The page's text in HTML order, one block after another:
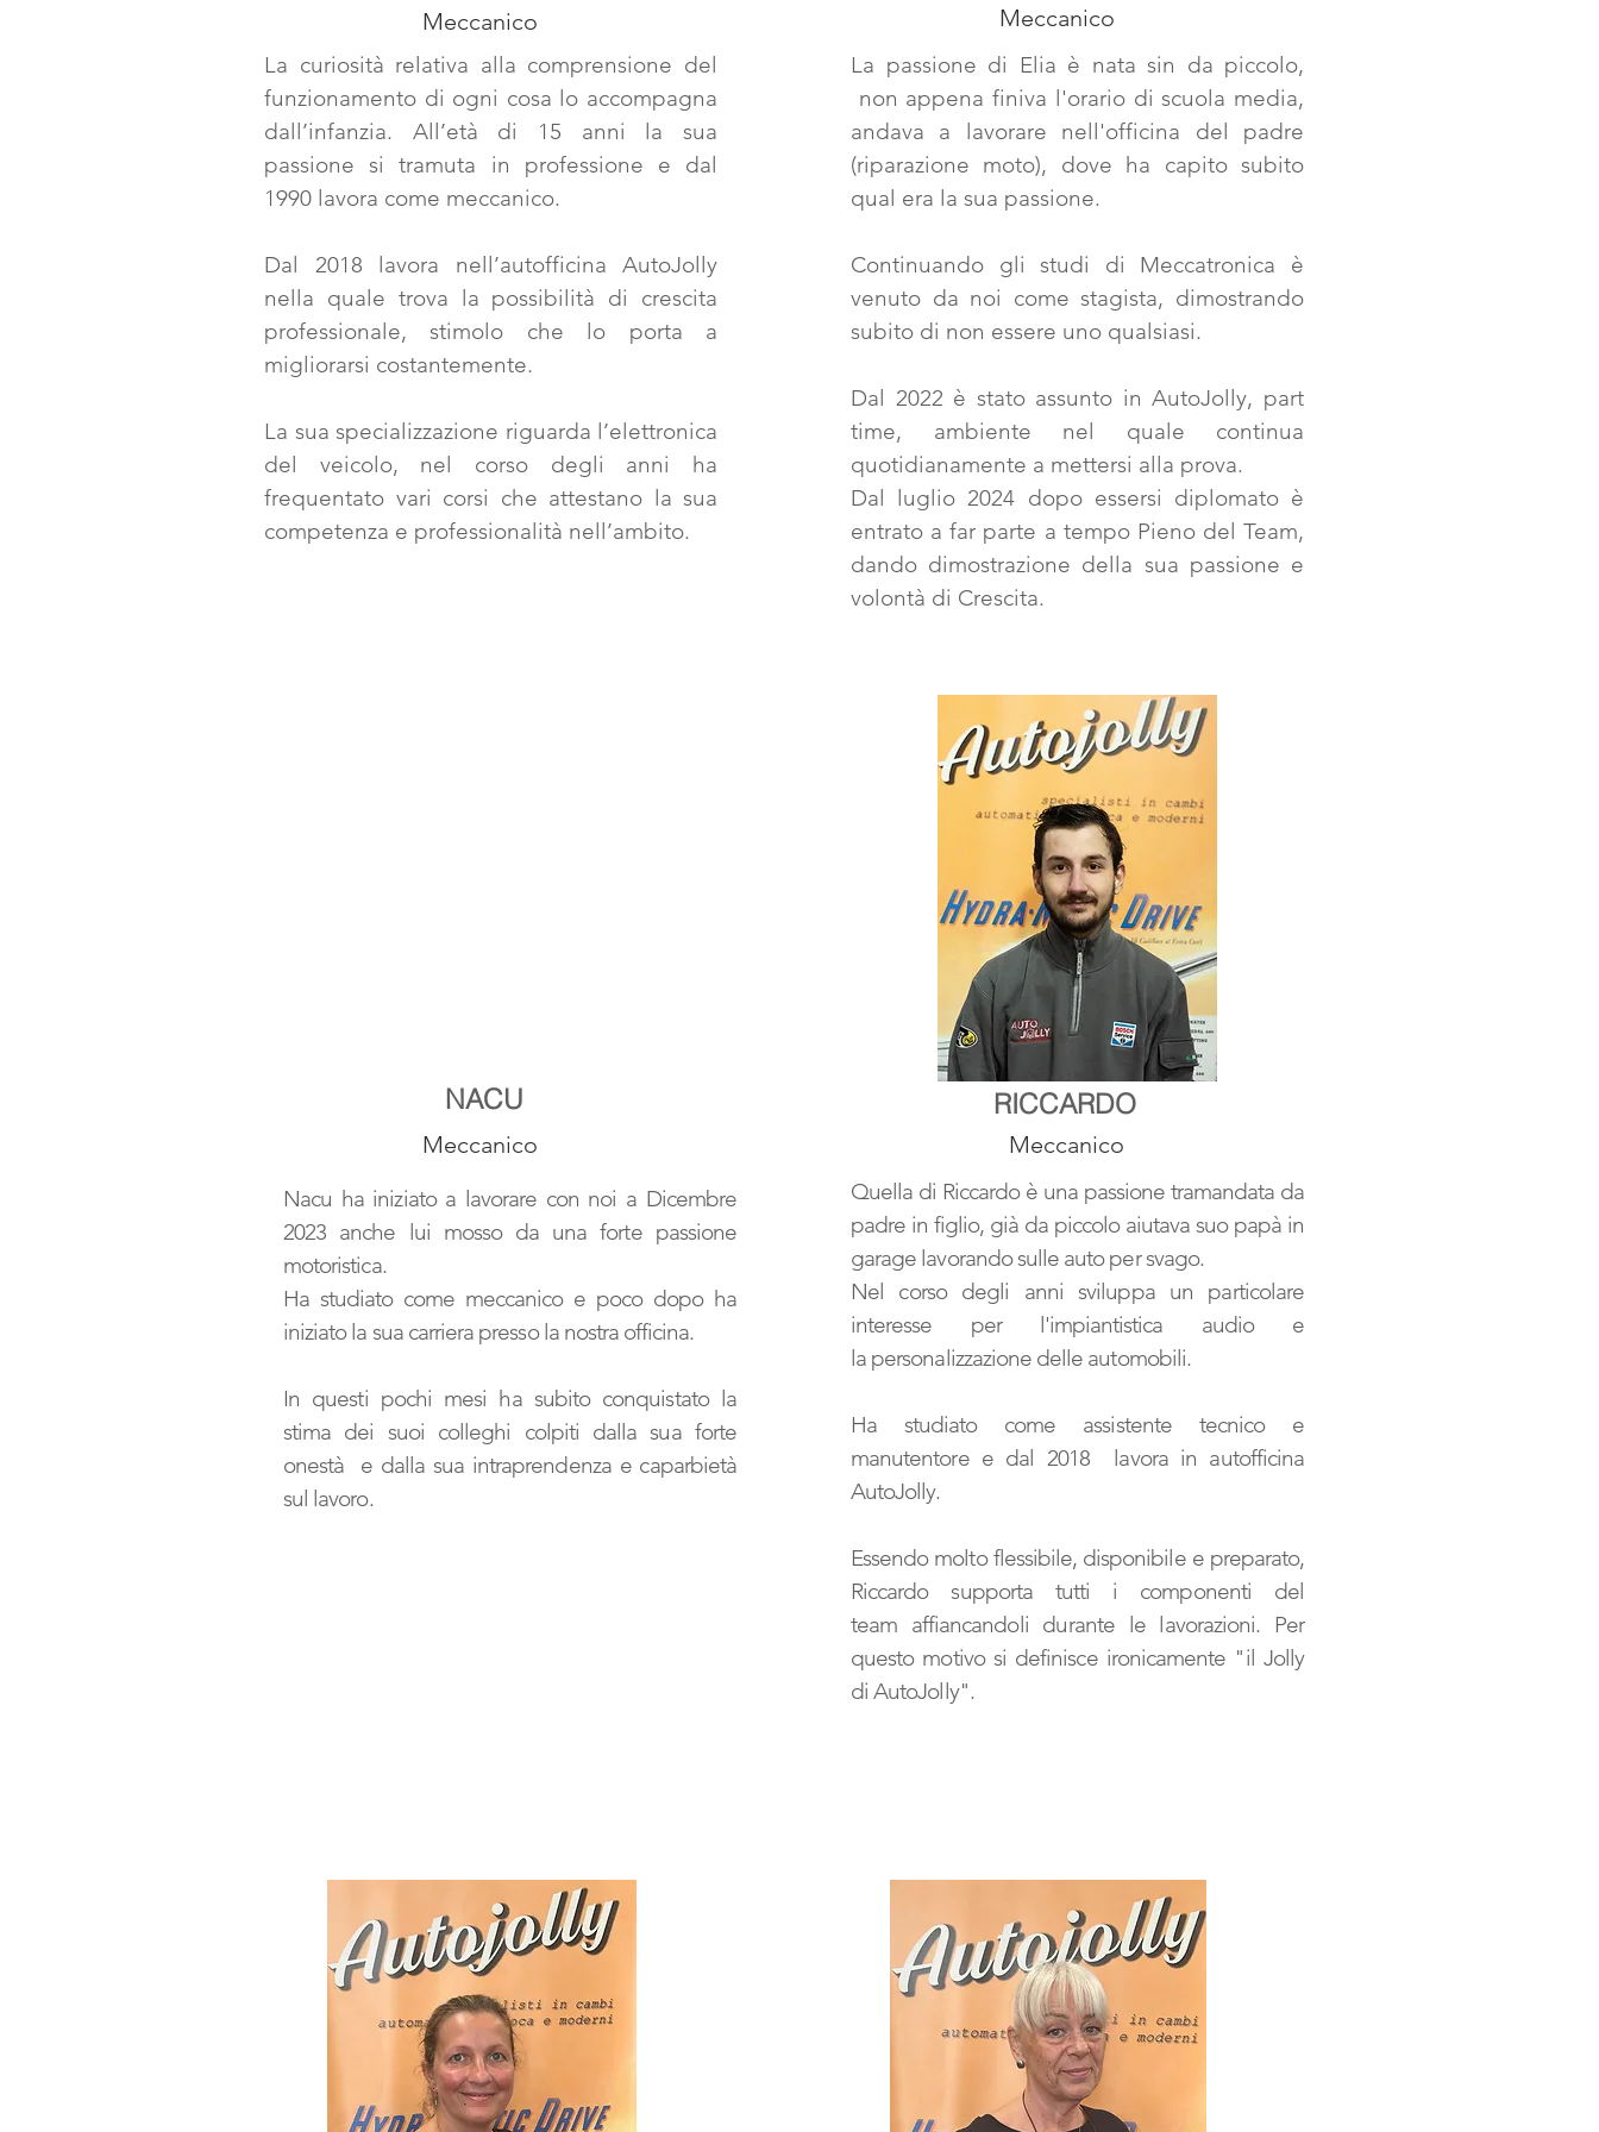
Meccanico
La curiosità relativa alla comprensione del
funzionamento di ogni cosa lo accompagna
dall’infanzia. All’età di 15 anni la sua
passione si tramuta in professione e dal
1990 lavora come meccanico.
Dal 2018 lavora nell’autofficina AutoJolly
nella quale trova la possibilità di crescita
professionale, stimolo che lo porta a
migliorarsi costantemente.
La sua specializzazione riguarda l’elettronica
del veicolo, nel corso degli anni ha
frequentato vari corsi che attestano la sua
competenza e professionalità nell’ambito.
Meccanico
La passione di Elia è nata sin da piccolo,
non appena finiva l'orario di scuola media,
andava a lavorare nell'officina del padre
(riparazione moto), dove ha capito subito
qual era la sua passione.
Continuando gli studi di Meccatronica è
venuto da noi come stagista, dimostrando
subito di non essere uno qualsiasi.
Dal 2022 è stato assunto in AutoJolly, part
time, ambiente nel quale continua
quotidianamente a mettersi alla prova.
Dal luglio 2024 dopo essersi diplomato è
entrato a far parte a tempo Pieno del Team,
dando dimostrazione della sua passione e
volontà di Crescita.
NACU
Meccanico
Nacu ha iniziato a lavorare con noi a Dicembre
2023 anche lui mosso da una forte passione
motoristica.
Ha studiato come meccanico e poco dopo ha
iniziato la sua carriera presso la nostra officina.
In questi pochi mesi ha subito conquistato la
stima dei suoi colleghi colpiti dalla sua forte
onestà e dalla sua intraprendenza e caparbietà
sul lavoro.
RICCARDO
Meccanico
Quella di Riccardo è una passione tramandata da
padre in figlio, già da piccolo aiutava suo papà in
garage lavorando sulle auto per svago.
Nel corso degli anni sviluppa un particolare
interesse per l'impiantistica audio e
la personalizzazione delle automobili.
Ha studiato come assistente tecnico e
manutentore e dal 2018 lavora in autofficina
AutoJolly.
Essendo molto flessibile, disponibile e preparato,
Riccardo supporta tutti i componenti del
team affiancandoli durante le lavorazioni. Per
questo motivo si definisce ironicamente "il Jolly
di AutoJolly".